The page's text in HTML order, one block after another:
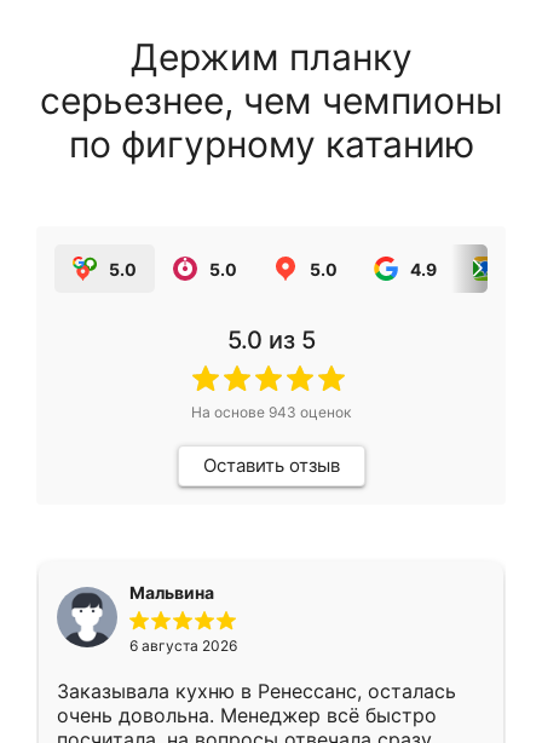
Держим планку
серьезнее, чем чемпионы
по фигурному катанию
5.0 5.0 5.0 4.9
5.0 из 5
На основе 943 оценок
Оставить отзыв
Мальвина
6 августа 2026
Заказывала кухню в Ренессанс, осталась
очень довольна. Менеджер всё быстро